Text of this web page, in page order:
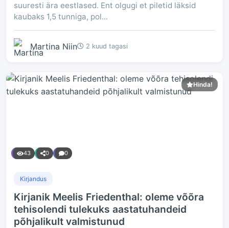
suuresti ära eestlased. Ent olgugi et piletid läksid
kaubaks 1,5 tunniga, pol...
Martina Niin 2 kuud tagasi
Hinda!
43 0 0
Kirjandus
Kirjanik Meelis Friedenthal: oleme võõra
tehisolendi tulekuks aastatuhandeid
põhjalikult valmistunud